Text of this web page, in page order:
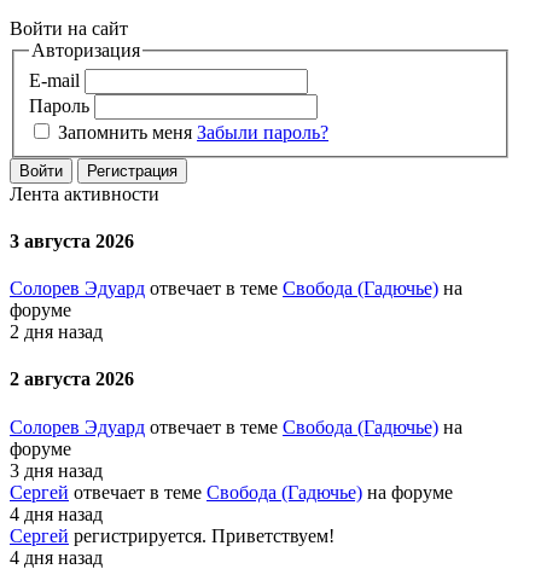
Войти на сайт
Авторизация
E-mail
Пароль
Запомнить меня Забыли пароль?
Войти Регистрация
Лента активности
3 августа 2026
Солорев Эдуард отвечает в теме Свобода (Гадючье) на
форуме
2 дня назад
2 августа 2026
Солорев Эдуард отвечает в теме Свобода (Гадючье) на
форуме
3 дня назад
Сергей отвечает в теме Свобода (Гадючье) на форуме
4 дня назад
Сергей регистрируется. Приветствуем!
4 дня назад